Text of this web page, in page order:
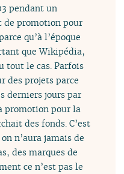
pendant un
de promotion pour
qu’à l’époque
que Wikipédia,
tout le cas. Parfois
des projets parce
derniers jours par
promotion pour la
des fonds. C’est
n’aura jamais de
des marques de
ce n’est pas le